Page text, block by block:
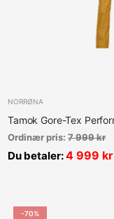
NORRØNA
Tamok Gore-Tex
Ordinær pris: 7 999kr
Du betaler:4 999 kr
-70%